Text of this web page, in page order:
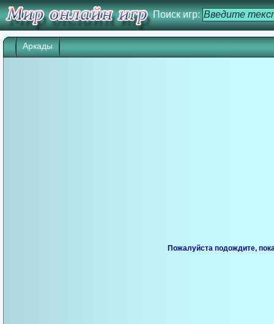
Поиск игр:
Аркады
Игра начнется через 25 сек. Кликните